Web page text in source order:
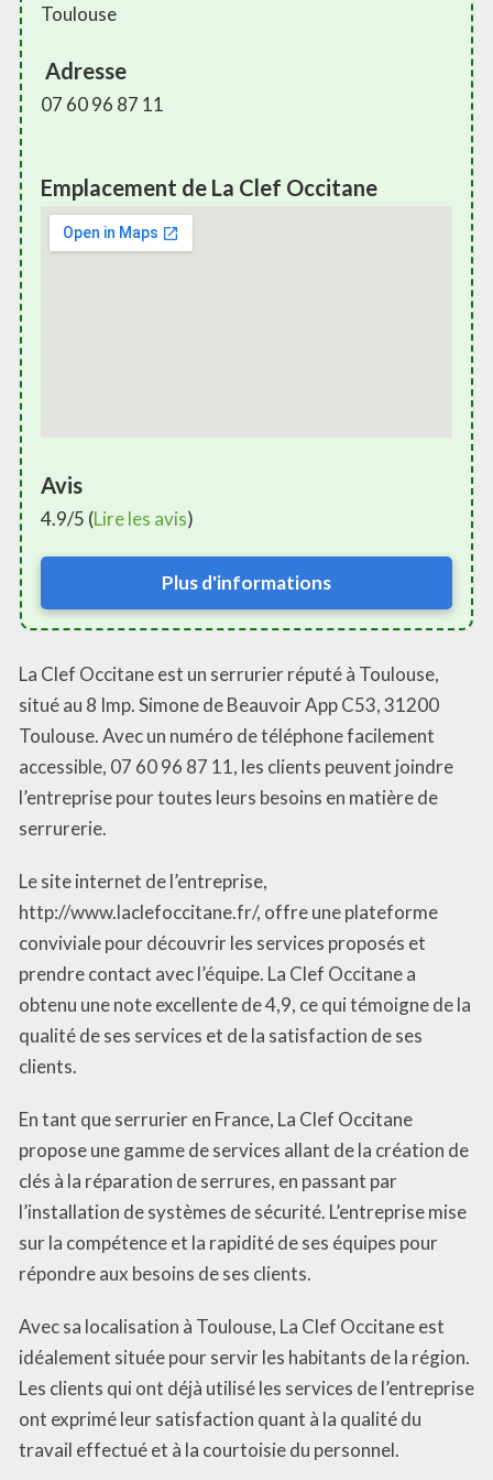
Toulouse
Adresse
07 60 96 87 11
Emplacement de La Clef Occitane
Avis
4.9/5 (Lire les avis)
Plus d'informations
La Clef Occitane est un serrurier réputé à Toulouse,
situé au 8 Imp. Simone de Beauvoir App C53, 31200
Toulouse. Avec un numéro de téléphone facilement
accessible, 07 60 96 87 11, les clients peuvent joindre
l’entreprise pour toutes leurs besoins en matière de
serrurerie.
Le site internet de l’entreprise,
http://www.laclefoccitane.fr/, offre une plateforme
conviviale pour découvrir les services proposés et
prendre contact avec l’équipe. La Clef Occitane a
obtenu une note excellente de 4,9, ce qui témoigne de la
qualité de ses services et de la satisfaction de ses
clients.
En tant que serrurier en France, La Clef Occitane
propose une gamme de services allant de la création de
clés à la réparation de serrures, en passant par
l’installation de systèmes de sécurité. L’entreprise mise
sur la compétence et la rapidité de ses équipes pour
répondre aux besoins de ses clients.
Avec sa localisation à Toulouse, La Clef Occitane est
idéalement située pour servir les habitants de la région.
Les clients qui ont déjà utilisé les services de l’entreprise
ont exprimé leur satisfaction quant à la qualité du
travail effectué et à la courtoisie du personnel.